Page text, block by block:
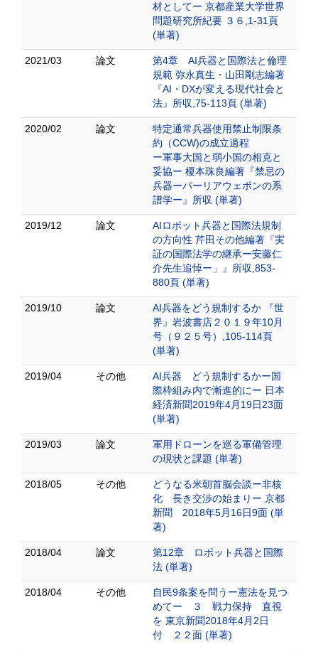
材としてー 京都産業大学世界
問題研究所紀要 ３６,1-31頁
(単著)
2021/03 論文
第4章 AI兵器と国際法と倫理
規範 弥永真生・山田剛志編著
『AI・DXが変える現代社会と
法』所収,75-113頁 (単著)
2020/02 論文
特定通常兵器使用禁止制限条
約（CCW)の成立過程
ー軍事大国と弱小国の相克と
妥協ー 榎本珠良編著『禁忌の
兵器ーパーリアウェポンの系
譜学ー』所収 (単著)
2019/12 論文
AIロボット兵器と国際法規制
の方向性 芹田その他編著『実
証の国際法学の継承ー安藤仁
介先生追悼ー」』所収,853-
880頁 (単著)
2019/10 論文
AI兵器をどう規制するか 『世
界』岩波書店２０１９年10月
号（９２５号）,105-114頁
(単著)
2019/04 その他
AI兵器 どう規制するかー国
際枠組み内で漸進的にー 日本
経済新聞2019年4月19日23面
(単著)
2019/03 論文
軍用ドローンを巡る軍備管理
の現状と課題 (単著)
2018/05 その他
どうなる米朝首脳会談ー非核
化 長き交渉の始まりー 京都
新聞 2018年5月16日9面 (単
著)
2018/04 論文
第12章 ロボット兵器と国際
法 (単著)
2018/04 その他
自民9条案を問うー憲法を見つ
めてー ３ 戦力保持 直視
を 東京新聞2018年4月2日
付 ２２面 (単著)